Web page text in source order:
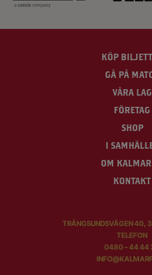
KÖP
GÅ PÅ
VÅRA LAG
FÖRETAG
SHOP
I
OM
KONTAKT
TRÅNGSUNDSVÄGEN 40,
TELEFON
0480 – 44 44